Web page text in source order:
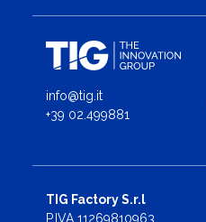
info@tig.it
+39 02.499881
TIG Factory S.r.l
P.IVA 11269810963